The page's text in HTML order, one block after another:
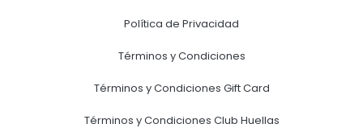
Política de Privacidad
Términos y Condiciones
Términos y Condiciones Gift Card
Términos y Condiciones Club Huellas